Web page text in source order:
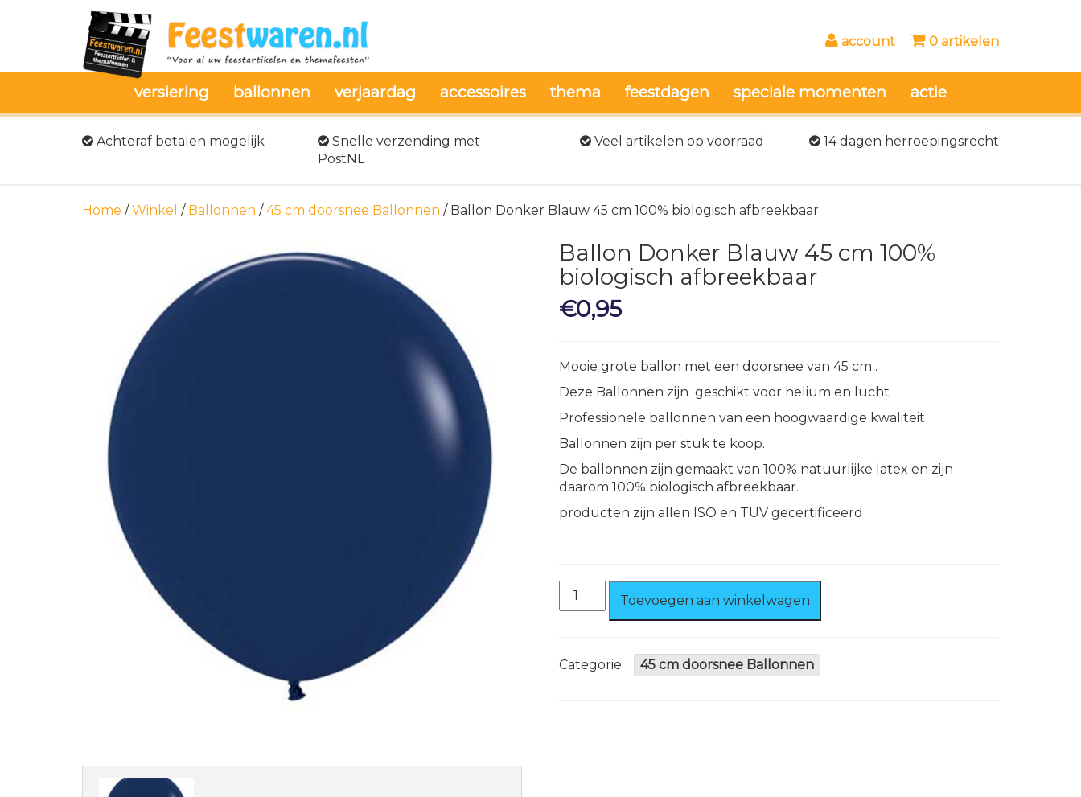
account 0 artikelen
versiering ballonnen verjaardag accessoires thema feestdagen speciale momenten actie
Achteraf betalen mogelijk
Snelle verzending met
PostNL
Veel artikelen op voorraad 14 dagen herroepingsrecht
Home /Winkel / Ballonnen /45 cm doorsnee Ballonnen / Ballon Donker Blauw 45 cm 100% biologisch afbreekbaar
Ballon Donker Blauw 45 cm 100%
biologisch afbreekbaar
€0,95
Mooie grote ballon met een doorsnee van 45 cm .
Deze Ballonnen zijn geschikt voor helium en lucht .
Professionele ballonnen van een hoogwaardige kwaliteit
Ballonnen zijn per stuk te koop.
De ballonnen zijn gemaakt van 100% natuurlijke latex en zijn
daarom 100% biologisch afbreekbaar.
producten zijn allen ISO en TUV gecertificeerd
Ballon
cm
100%
Toevoegen aan winkelwagen
Categorie: 45 cm doorsnee Ballonnen